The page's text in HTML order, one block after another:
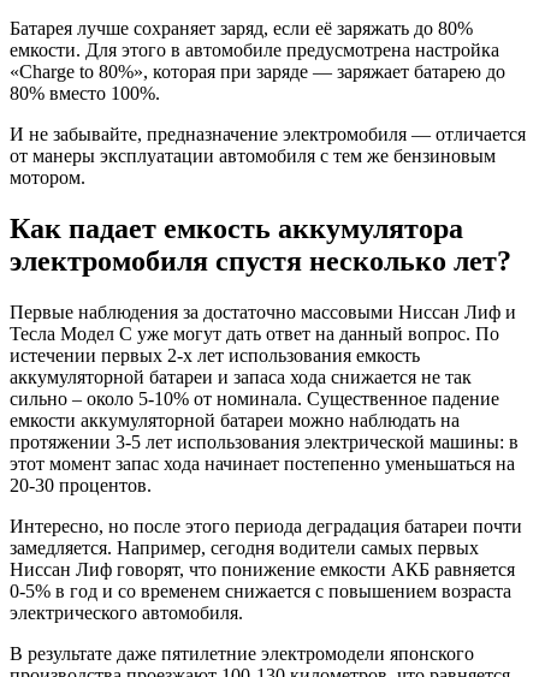
Батарея лучше сохраняет заряд, если её заряжать до 80%
емкости. Для этого в автомобиле предусмотрена настройка
«Charge to 80%», которая при заряде — заряжает батарею до
80% вместо 100%.
И не забывайте, предназначение электромобиля — отличается
от манеры эксплуатации автомобиля с тем же бензиновым
мотором.
Как падает емкость аккумулятора
электромобиля спустя несколько лет?
Первые наблюдения за достаточно массовыми Ниссан Лиф и
Тесла Модел С уже могут дать ответ на данный вопрос. По
истечении первых 2-х лет использования емкость
аккумуляторной батареи и запаса хода снижается не так
сильно – около 5-10% от номинала. Существенное падение
емкости аккумуляторной батареи можно наблюдать на
протяжении 3-5 лет использования электрической машины: в
этот момент запас хода начинает постепенно уменьшаться на
20-30 процентов.
Интересно, но после этого периода деградация батареи почти
замедляется. Например, сегодня водители самых первых
Ниссан Лиф говорят, что понижение емкости АКБ равняется
0-5% в год и со временем снижается с повышением возраста
электрического автомобиля.
В результате даже пятилетние электромодели японского